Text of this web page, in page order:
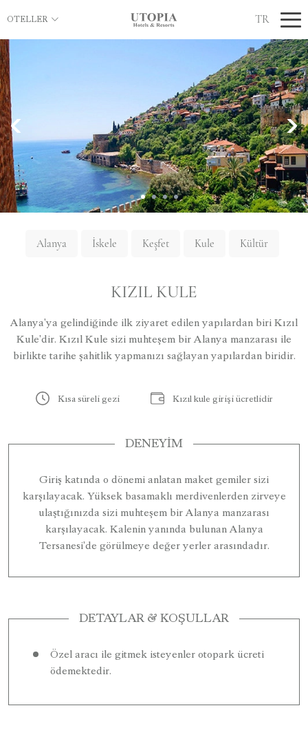
OTELLER TR
Alanya İskele Keşfet Kule Kültür
KIZIL KULE
Alanya'ya gelindiğinde ilk ziyaret edilen yapılardan biri Kızıl
Kule'dir. Kızıl Kule sizi muhteşem bir Alanya manzarası ile
birlikte tarihe şahitlik yapmanızı sağlayan yapılardan biridir.
Kısa süreli gezi Kızıl kule girişi ücretlidir
DENEYIM
Giriş katında o dönemi anlatan maket gemiler sizi
karşılayacak. Yüksek basamaklı merdivenlerden zirveye
ulaştığınızda sizi muhteşem bir Alanya manzarası
karşılayacak. Kalenin yanında bulunan Alanya
Tersanesi'de görülmeye değer yerler arasındadır.
DETAYLAR & KOŞULLAR
Özel aracı ile gitmek isteyenler otopark ücreti
ödemektedir.